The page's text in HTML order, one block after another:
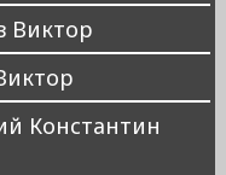
Виктор
Константин